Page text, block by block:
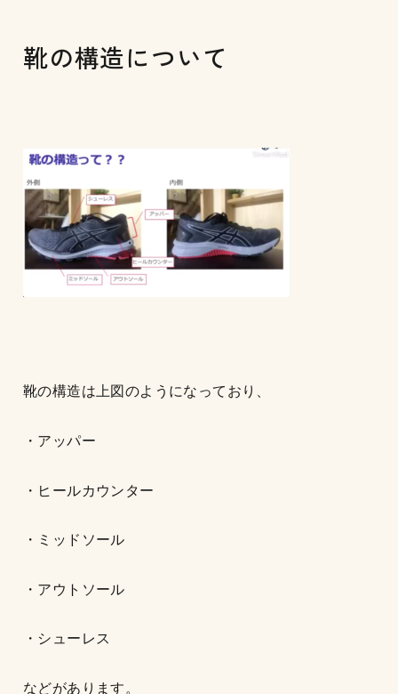
靴の構造について
靴の構造は上図のようになっており、
・アッパー
・ヒールカウンター
・ミッドソール
・アウトソール
・シューレス
などがあります。